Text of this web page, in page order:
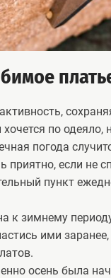
по одеяло,
погода
приятно, если не
пункт
к зимнему
ими
осень была